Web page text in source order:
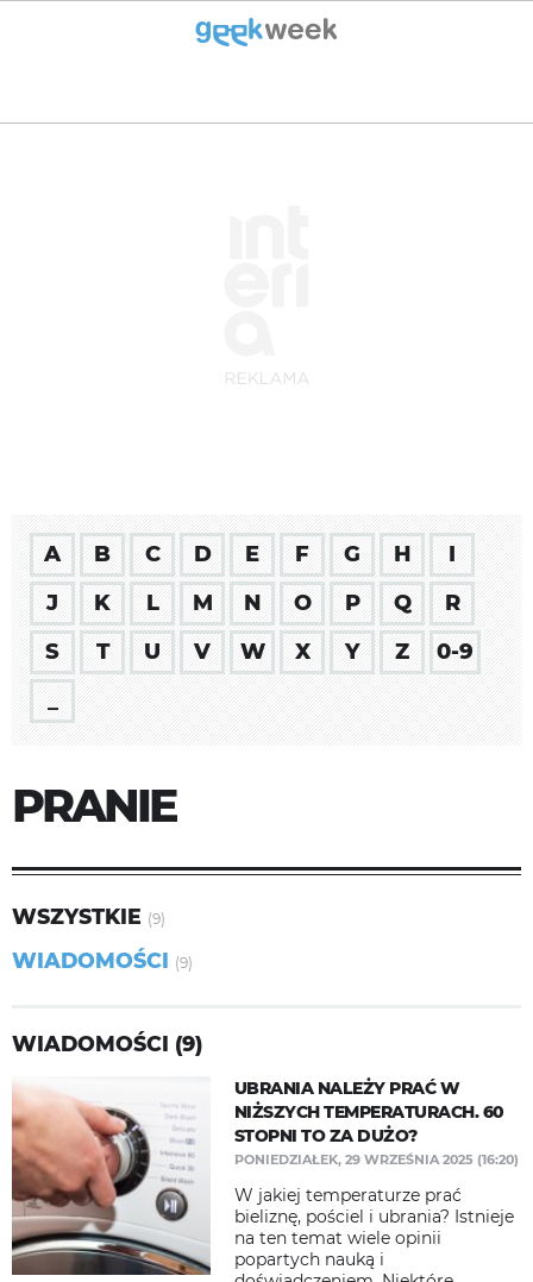
A B C D E F G H
I
J
K L M N O P Q
R
S
T U V W X Y Z
0-9
PRANIE
WSZYSTKIE (9)
WIADOMOŚCI (9)
WIADOMOŚCI (9)
UBRANIA NALEŻY PRAĆ W
NIŻSZYCH TEMPERATURACH. 60
STOPNI TO ZA DUŻO?
PONIEDZIAŁEK, 29 WRZEŚNIA 2025 (16:20)
W jakiej temperaturze prać
bieliznę, pościel i ubrania? Istnieje
na ten temat wiele opinii
popartych nauką i